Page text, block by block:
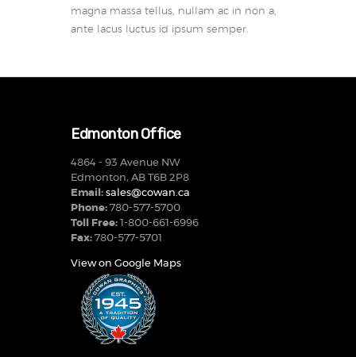
magna massa tellus, nullam ac in non a,
ante lacus luctus id ipsum semper.
Edmonton Office
4864 - 93 Avenue NW
Edmonton, AB T6B 2P8
Email: sales@cowan.ca
Phone: 780-577-5700
Toll Free:
1-800-661-6996
Fax: 780-577-5701
View on Google Maps